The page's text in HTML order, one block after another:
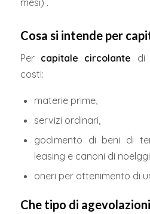
mesi) .
Cosa si intende per
Per capitale circolante di
costi:
materie prime,
servizi ordinari,
godimento di beni di
leasing e canoni di
oneri per ottenimento di
Che tipo di